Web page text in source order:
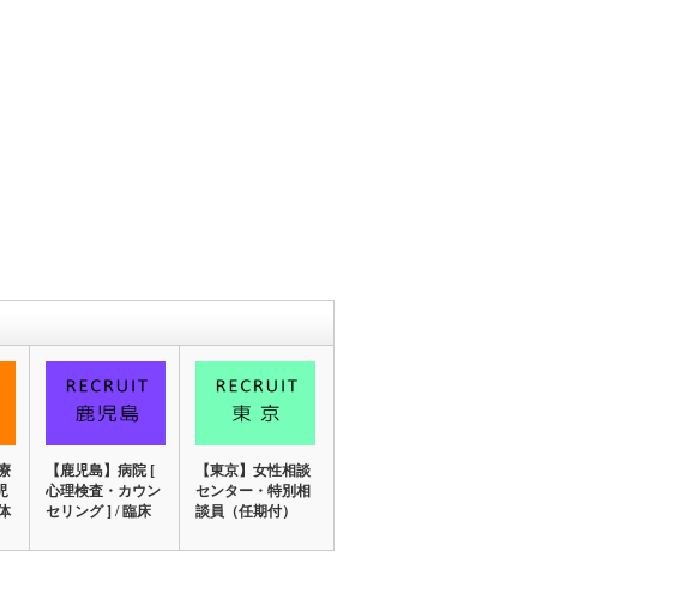
【鹿児島】病院 [
心理検査・カウン
セリング ] / 臨床
【東京】女性相談
センター・特別相
談員（任期付）